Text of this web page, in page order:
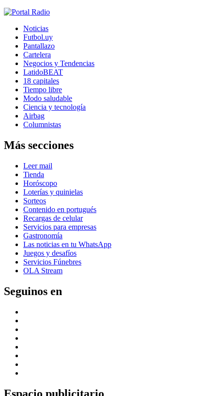
Noticias
Futbol.uy
Pantallazo
Cartelera
Negocios y Tendencias
LatidoBEAT
18 capitales
Tiempo libre
Modo saludable
Ciencia y tecnología
Airbag
Columnistas
Más secciones
Leer mail
Tienda
Horóscopo
Loterías y quinielas
Sorteos
Contenido en portugués
Recargas de celular
Servicios para empresas
Gastronomía
Las noticias en tu WhatsApp
Juegos y desafíos
Servicios Fúnebres
OLA Stream
Seguinos en